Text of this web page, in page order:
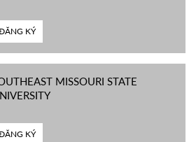
KÝ
MISSOURI STATE
KÝ